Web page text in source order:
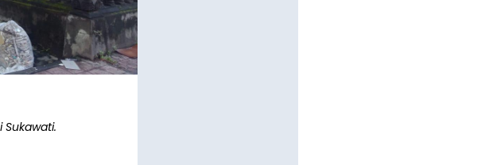
Sukawati.